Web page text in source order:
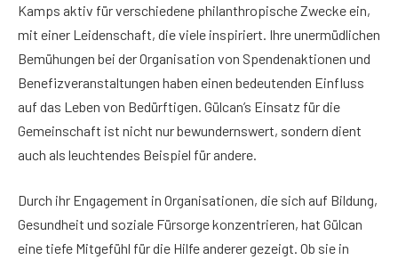
Kamps aktiv für verschiedene philanthropische Zwecke ein,
mit einer Leidenschaft, die viele inspiriert. Ihre unermüdlichen
Bemühungen bei der Organisation von Spendenaktionen und
Benefizveranstaltungen haben einen bedeutenden Einfluss
auf das Leben von Bedürftigen. Gülcan’s Einsatz für die
Gemeinschaft ist nicht nur bewundernswert, sondern dient
auch als leuchtendes Beispiel für andere.
Durch ihr Engagement in Organisationen, die sich auf Bildung,
Gesundheit und soziale Fürsorge konzentrieren, hat Gülcan
eine tiefe Mitgefühl für die Hilfe anderer gezeigt. Ob sie in